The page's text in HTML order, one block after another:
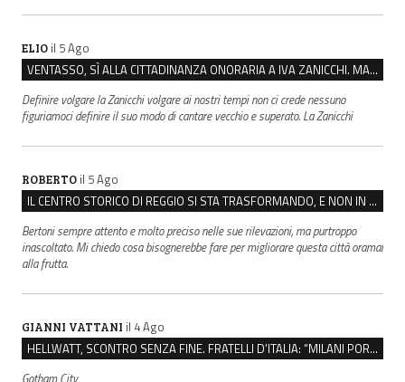
ELIO il 5 Ago
VENTASSO, SÌ ALLA CITTADINANZA ONORARIA A IVA ZANICCHI. MA BARGIACCHI: “È DI PESSIMO GUSTO”
Definire volgare la Zanicchi volgare ai nostri tempi non ci crede nessuno
figuriamoci definire il suo modo di cantare vecchio e superato. La Zanicchi
ROBERTO il 5 Ago
IL CENTRO STORICO DI REGGIO SI STA TRASFORMANDO, E NON IN MEGLIO
Bertoni sempre attento e molto preciso nelle sue rilevazioni, ma purtroppo
inascoltato. Mi chiedo cosa bisognerebbe fare per migliorare questa città oramai
alla frutta.
GIANNI VATTANI il 4 Ago
HELLWATT, SCONTRO SENZA FINE. FRATELLI D’ITALIA: “MILANI PORTA DOCUMENTI, DE FRANCO INSULTI”
Gotham City